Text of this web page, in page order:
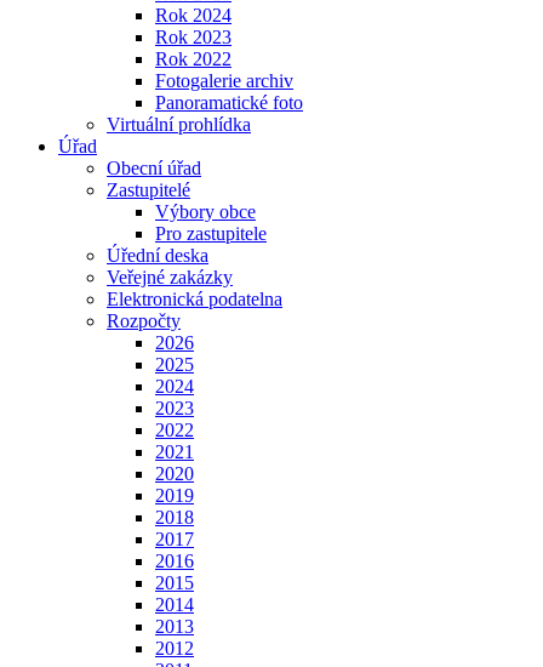
Rok 2024
Rok 2023
Rok 2022
Fotogalerie archiv
Panoramatické foto
Virtuální prohlídka
Úřad
Obecní úřad
Zastupitelé
Výbory obce
Pro zastupitele
Úřední deska
Veřejné zakázky
Elektronická podatelna
Rozpočty
2026
2025
2024
2023
2022
2021
2020
2019
2018
2017
2016
2015
2014
2013
2012